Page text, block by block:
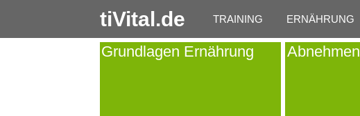
tiVital.de TRAINING ERNÄHRUNG
Grundlagen Ernährung Abnehmen